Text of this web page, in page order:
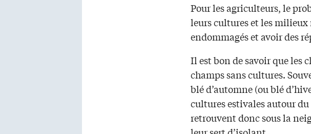
Pour les agriculteurs, le
leurs cultures et les
endommagés et avoir des
Il est bon de savoir que les
champs sans cultures.
blé d’automne (ou blé
cultures estivales autour du
retrouvent donc sous la